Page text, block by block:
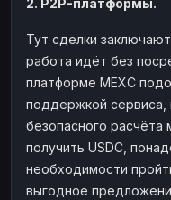
2. P2P-платформы.
Тут сделки
работа идёт без
платформе MEXC
поддержкой сервиса,
безопасного
получить USDC,
необходимости
выгодное